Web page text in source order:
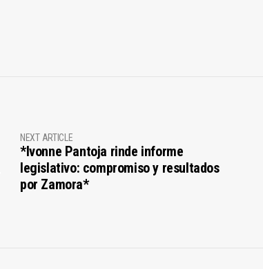
NEXT ARTICLE
*Ivonne Pantoja rinde informe
legislativo: compromiso y resultados
por Zamora*